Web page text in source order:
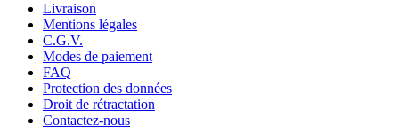
Livraison
Mentions légales
C.G.V.
Modes de paiement
FAQ
Protection des données
Droit de rétractation
Contactez-nous